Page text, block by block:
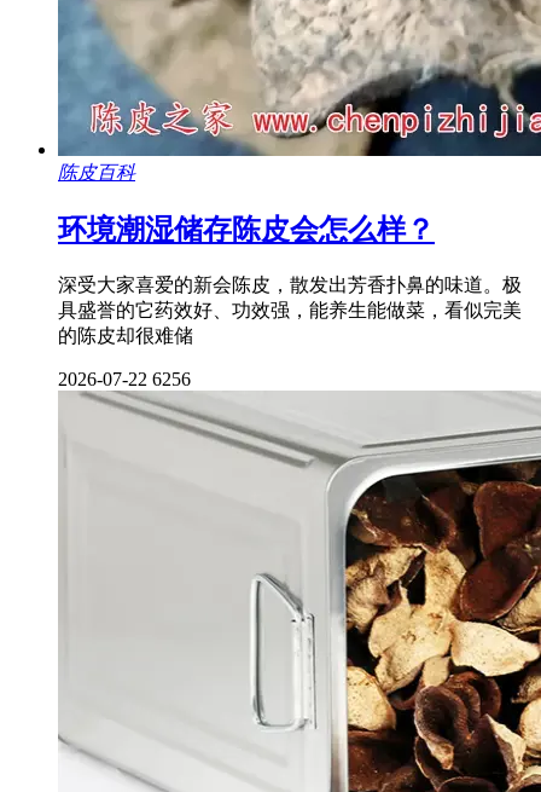
陈皮百科
环境潮湿储存陈皮会怎么样？
深受大家喜爱的新会陈皮，散发出芳香扑鼻的味道。极
具盛誉的它药效好、功效强，能养生能做菜，看似完美
的陈皮却很难储
2026-07-22 6256